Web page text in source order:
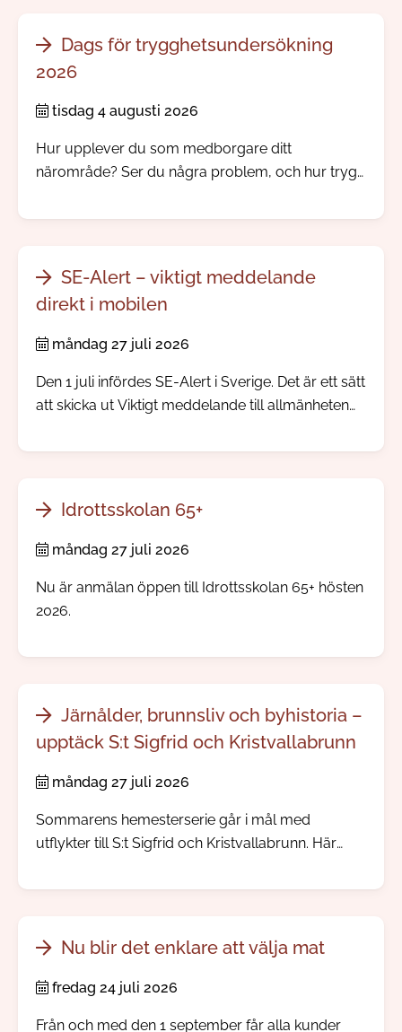
Dags för trygghetsundersökning
2026
tisdag 4 augusti 2026
Hur upplever du som medborgare ditt
närområde? Ser du några problem, och hur trygg
årliga trygghetsundersökning.
SE-Alert – viktigt meddelande
direkt i mobilen
måndag 27 juli 2026
Den 1 juli infördes SE-Alert i Sverige. Det är ett sätt
att skicka ut Viktigt meddelande till allmänheten
allvarligt händer. Ingen app eller registrering
Idrottsskolan 65+
måndag 27 juli 2026
Nu är anmälan öppen till Idrottsskolan 65+ hösten
2026.
Järnålder, brunnsliv och byhistoria –
upptäck S:t Sigfrid och Kristvallabrunn
måndag 27 juli 2026
Sommarens hemesterserie går i mål med
utflykter till S:t Sigfrid och Kristvallabrunn. Här
järnåldershistoria, gamla prästgårdar och minnen
dricka hälsobringande brunnsvatten.
Nu blir det enklare att välja mat
fredag 24 juli 2026
Från och med den 1 september får alla kunder